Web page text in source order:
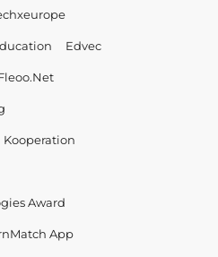
Edvec
Kooperation
Award
App